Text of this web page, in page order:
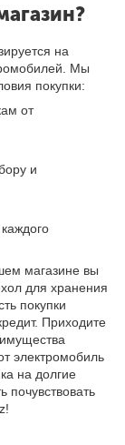
на
Мы
покупки:
от
и
магазине вы
для хранения
покупки
Приходите
электромобиль
на долгие
почувствовать